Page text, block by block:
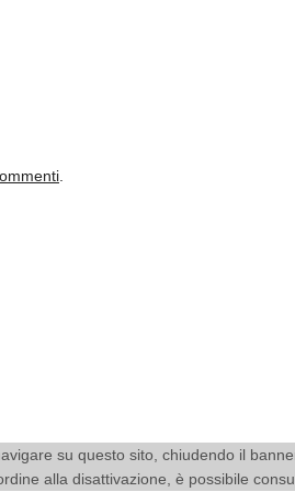
su questo sito, chiudendo il
alla disattivazione, è possibile